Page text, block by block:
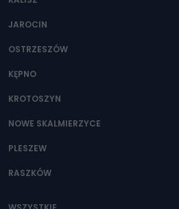
JAROCIN
OSTRZESZÓW
KĘPNO
KROTOSZYN
NOWE SKALMIERZYCE
PLESZEW
RASZKÓW